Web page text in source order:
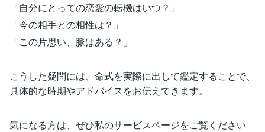
「自分にとっての恋愛の転機はいつ？」
「今の相手との相性は？」
「この片思い、脈はある？」
こうした疑問には、命式を実際に出して鑑定することで、
具体的な時期やアドバイスをお伝えできます。
気になる方は、ぜひ私のサービスページをご覧ください